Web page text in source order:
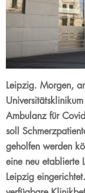
Leipzig. Morgen,
Ambulanz für
soll
geholfen werden
eine neu etablierte
Leipzig